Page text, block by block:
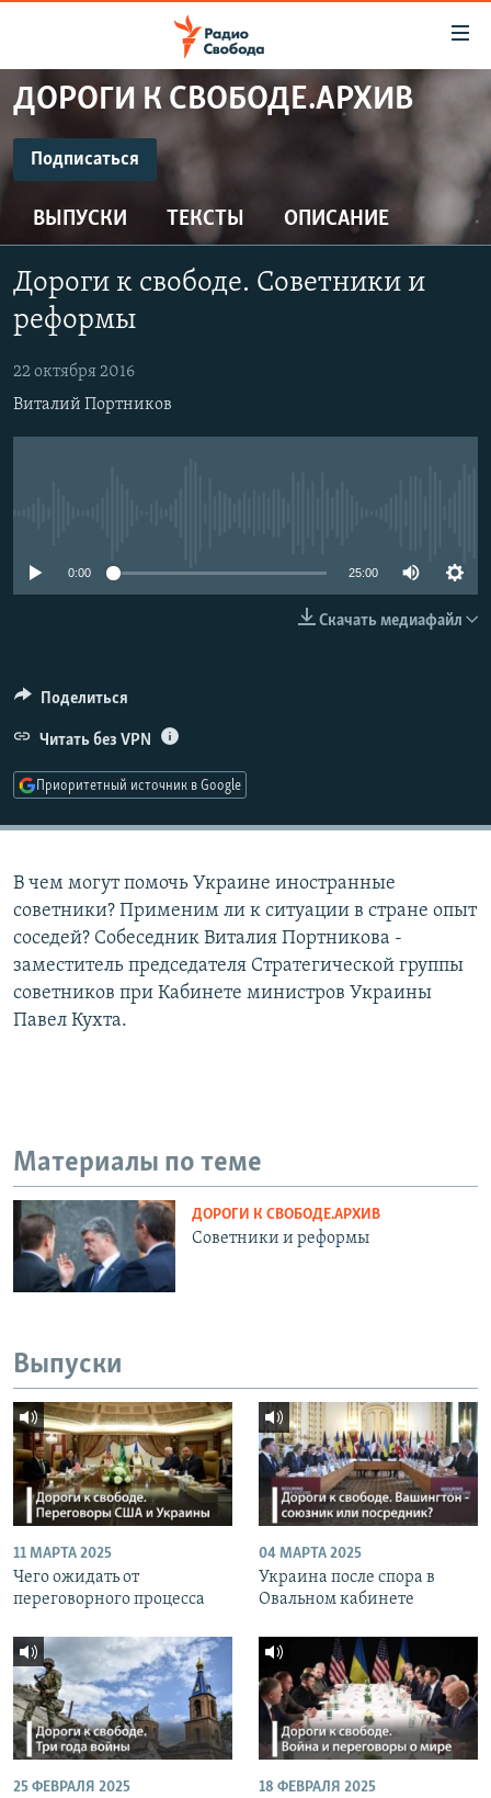
упрощенного
Вернуться
основному
содержанию
Вернутся
главной
Вернутся
поиску
ПРОГРАММЫ
ПОДКАСТЫ
АВТОРСКИЕ ПРОЕКТЫ
МНЕНИЯ
КУЛЬТУРА
КАВКАЗ.РЕАЛИИ
СЕВЕР.РЕАЛИИ
ДОРОГИ К СВОБОДЕ.АРХИВ
Подписаться
ПОДПИСАТЬСЯ
CastBox
ВЫПУСКИ ТЕКСТЫ ОПИСАНИЕ
Дороги к свободе. Советники и
реформы
22 октября 2016
Виталий Портников
0:00 25:00
Скачать медиафайл
Поделиться
Читать без VPN
Приоритетный источник в Google
В чем могут помочь Украине иностранные
советники? Применим ли к ситуации в стране опыт
соседей? Собеседник Виталия Портникова -
заместитель председателя Стратегической группы
советников при Кабинете министров Украины
Павел Кухта.
Материалы по теме
ДОРОГИ К СВОБОДЕ.АРХИВ
Советники и реформы
Выпуски
11 МАРТА 2025
Чего ожидать от
переговорного процесса
04 МАРТА 2025
Украина после спора в
Овальном кабинете
25 ФЕВРАЛЯ 2025 18 ФЕВРАЛЯ 2025